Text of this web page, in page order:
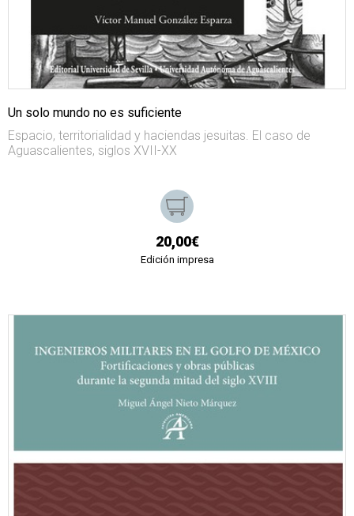
Un solo mundo no es suficiente
Espacio, territorialidad y haciendas jesuitas. El caso de
Aguascalientes, siglos XVII-XX
20,00€
Edición impresa